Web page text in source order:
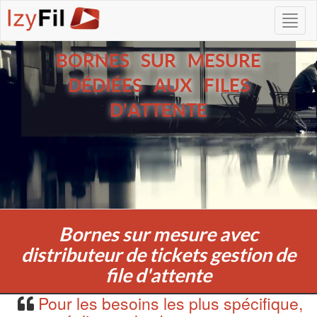
BORNES SUR MESURE
DÉDIÉES AUX FILES
D'ATTENTE
Bornes sur mesure avec
distributeur de tickets gestion de
file d'attente
Pour les besoins les plus spécifique,